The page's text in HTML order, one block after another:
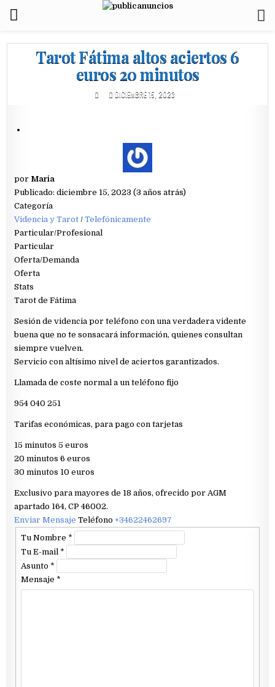
Tarot Fátima altos aciertos 6
euros 20 minutos
DICIEMBRE 15, 2023
por Maria
Publicado: diciembre 15, 2023 (3 años atrás)
Categoría
Videncia y Tarot /Telefónicamente
Particular/Profesional
Particular
Oferta/Demanda
Oferta
Stats
Tarot de Fátima
Sesión de videncia por teléfono con una verdadera vidente
buena que no te sonsacará información, quienes consultan
siempre vuelven.
Servicio con altísimo nivel de aciertos garantizados.
Llamada de coste normal a un teléfono fijo
954 040 251
Tarifas económicas, para pago con tarjetas
15 minutos 5 euros
20 minutos 6 euros
30 minutos 10 euros
Exclusivo para mayores de 18 años, ofrecido por AGM
apartado 164, CP 46002.
Enviar MensajeTeléfono+34622462697
Tu Nombre *
Tu E-mail *
Asunto *
Mensaje *